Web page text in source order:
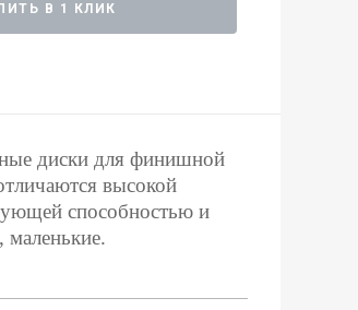
В 1 КЛИК
диски для финишной
высокой
способностью и
маленькие.